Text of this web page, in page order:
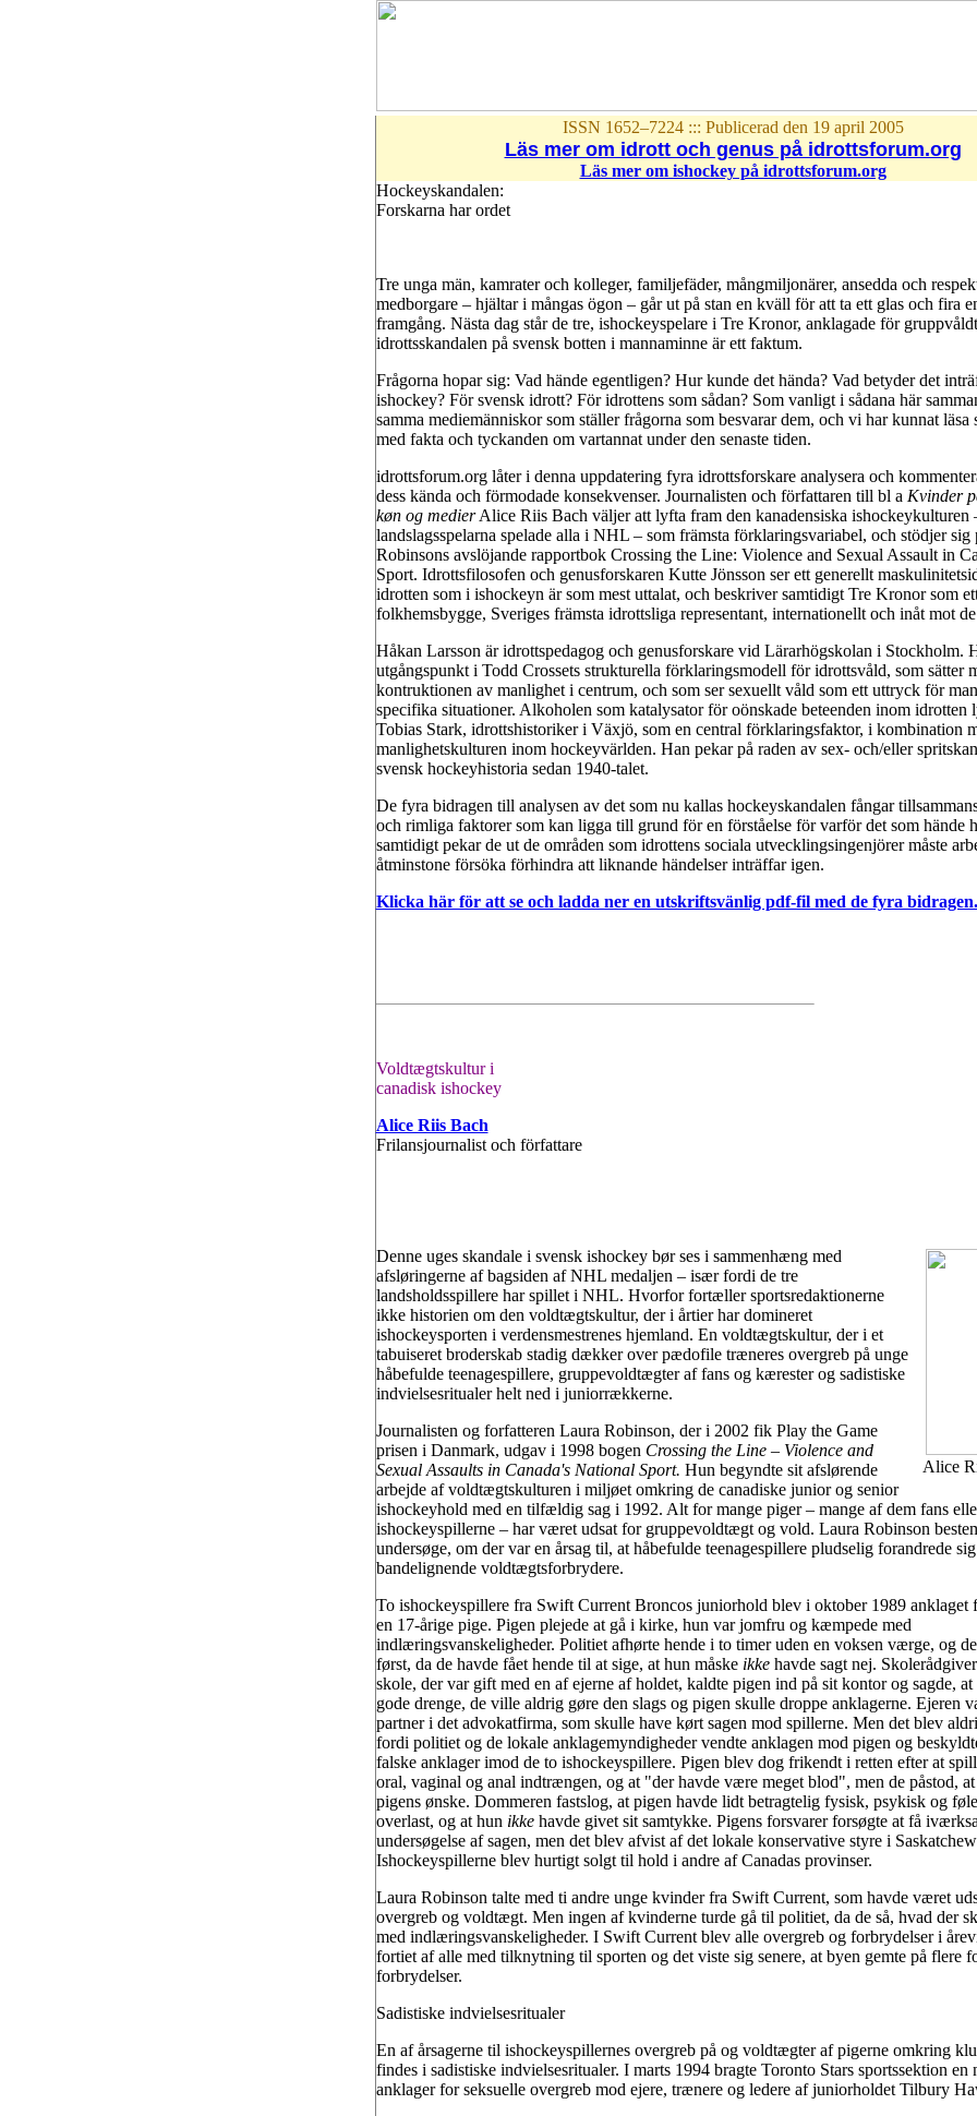
ISSN 1652–7224 ::: Publicerad den 19 april 2005
Läs mer om idrott och genus på idrottsforum.org
Läs mer om ishockey på idrottsforum.org
Hockeyskandalen:
Forskarna har ordet
Tre unga män, kamrater och kolleger, familjefäder, mångmiljonärer, ansedda och
medborgare – hjältar i mångas ögon – går ut på stan en kväll för att ta ett glas och fira
framgång. Nästa dag står de tre, ishockeyspelare i Tre Kronor, anklagade för
idrottsskandalen på svensk botten i mannaminne är ett faktum.
Frågorna hopar sig: Vad hände egentligen? Hur kunde det hända? Vad betyder det
ishockey? För svensk idrott? För idrottens som sådan? Som vanligt i sådana här
samma mediemänniskor som ställer frågorna som besvarar dem, och vi har kunnat läsa
med fakta och tyckanden om vartannat under den senaste tiden.
idrottsforum.org låter i denna uppdatering fyra idrottsforskare analysera och
dess kända och förmodade konsekvenser. Journalisten och författaren till bl a Kvinder
køn og medierAlice Riis Bach väljer att lyfta fram den kanadensiska ishockeykulturen
landslagsspelarna spelade alla i NHL – som främsta förklaringsvariabel, och stödjer sig
Robinsons avslöjande rapportbok Crossing the Line: Violence and Sexual Assault in
Sport. Idrottsfilosofen och genusforskaren Kutte Jönsson ser ett generellt
idrotten som i ishockeyn är som mest uttalat, och beskriver samtidigt Tre Kronor som
folkhemsbygge, Sveriges främsta idrottsliga representant, internationellt och inåt mot
Håkan Larsson är idrottspedagog och genusforskare vid Lärarhögskolan i Stockholm.
utgångspunkt i Todd Crossets strukturella förklaringsmodell för idrottsvåld, som sätter
kontruktionen av manlighet i centrum, och som ser sexuellt våld som ett uttryck för
specifika situationer. Alkoholen som katalysator för oönskade beteenden inom idrotten
Tobias Stark, idrottshistoriker i Växjö, som en central förklaringsfaktor, i kombination
manlighetskulturen inom hockeyvärlden. Han pekar på raden av sex- och/eller
svensk hockeyhistoria sedan 1940-talet.
De fyra bidragen till analysen av det som nu kallas hockeyskandalen fångar
och rimliga faktorer som kan ligga till grund för en förståelse för varför det som hände
samtidigt pekar de ut de områden som idrottens sociala utvecklingsingenjörer måste
åtminstone försöka förhindra att liknande händelser inträffar igen.
Klicka här för att se och ladda ner en utskriftsvänlig pdf-fil med de fyra bidragen.
Voldtægtskultur i
canadisk ishockey
Alice Riis Bach
Frilansjournalist och författare
Alice
Denne uges skandale i svensk ishockey bør ses i sammenhæng med
afsløringerne af bagsiden af NHL medaljen – især fordi de tre
landsholdsspillere har spillet i NHL. Hvorfor fortæller sportsredaktionerne
ikke historien om den voldtægtskultur, der i årtier har domineret
ishockeysporten i verdensmestrenes hjemland. En voldtægtskultur, der i et
tabuiseret broderskab stadig dækker over pædofile træneres overgreb på unge
håbefulde teenagespillere, gruppevoldtægter af fans og kærester og sadistiske
indvielsesritualer helt ned i juniorrækkerne.
Journalisten og forfatteren Laura Robinson, der i 2002 fik Play the Game
prisen i Danmark, udgav i 1998 bogen Crossing the Line – Violence and
Sexual Assaults in Canada's National Sport. Hun begyndte sit afslørende
arbejde af voldtægtskulturen i miljøet omkring de canadiske junior og senior
ishockeyhold med en tilfældig sag i 1992. Alt for mange piger – mange af dem fans
ishockeyspillerne – har været udsat for gruppevoldtægt og vold. Laura Robinson
undersøge, om der var en årsag til, at håbefulde teenagespillere pludselig forandrede
bandelignende voldtægtsforbrydere.
To ishockeyspillere fra Swift Current Broncos juniorhold blev i oktober 1989
en 17-årige pige. Pigen plejede at gå i kirke, hun var jomfru og kæmpede med
indlæringsvanskeligheder. Politiet afhørte hende i to timer uden en voksen værge, og
først, da de havde fået hende til at sige, at hun måske ikkehavde sagt nej.
skole, der var gift med en af ejerne af holdet, kaldte pigen ind på sit kontor og sagde,
gode drenge, de ville aldrig gøre den slags og pigen skulle droppe anklagerne. Ejeren
partner i det advokatfirma, som skulle have kørt sagen mod spillerne. Men det blev
fordi politiet og de lokale anklagemyndigheder vendte anklagen mod pigen og
falske anklager imod de to ishockeyspillere. Pigen blev dog frikendt i retten efter at
oral, vaginal og anal indtrængen, og at "der havde være meget blod", men de påstod,
pigens ønske. Dommeren fastslog, at pigen havde lidt betragtelig fysisk, psykisk og
overlast, og at hun ikkehavde givet sit samtykke. Pigens forsvarer forsøgte at få
undersøgelse af sagen, men det blev afvist af det lokale konservative styre i
Ishockeyspillerne blev hurtigt solgt til hold i andre af Canadas provinser.
Laura Robinson talte med ti andre unge kvinder fra Swift Current, som havde været
overgreb og voldtægt. Men ingen af kvinderne turde gå til politiet, da de så, hvad der
med indlæringsvanskeligheder. I Swift Current blev alle overgreb og forbrydelser i
fortiet af alle med tilknytning til sporten og det viste sig senere, at byen gemte på flere
forbrydelser.
Sadistiske indvielsesritualer
En af årsagerne til ishockeyspillernes overgreb på og voldtægter af pigerne omkring
findes i sadistiske indvielsesritualer. I marts 1994 bragte Toronto Stars sportssektion en
anklager for seksuelle overgreb mod ejere, trænere og ledere af juniorholdet Tilbury